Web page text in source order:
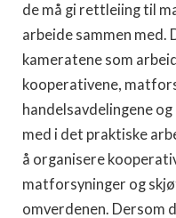
de må gi rettleiing til
arbeide sammen
kameratene som
kooperativene,
handelsavdelingene
med i det praktiske
å organisere
matforsyninger og
omverdenen. Dersom